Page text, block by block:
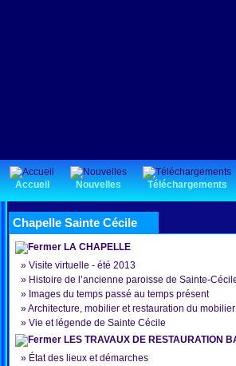
Accueil Nouvelles Téléchargements
Chapelle Sainte Cécile
LA CHAPELLE
» Visite virtuelle - été 2013
» Histoire de l’ancienne paroisse de Sainte-
» Images du temps passé au temps présent
»Architecture, mobilier et restauration du mobilier
» Vie et légende de Sainte Cécile
LES TRAVAUX DE RESTAURATION
» État des lieux et démarches